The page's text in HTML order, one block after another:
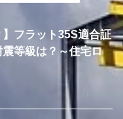
】フラット35S適合証
等級は？～住宅ロ